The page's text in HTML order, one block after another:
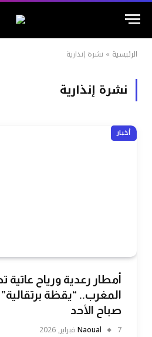
الرئيسية » نشرة إنذارية
نشرة إنذارية
أخبار
أمطار رعدية ورياح
المغرب.. “يقظة
صباح الأحد
Naoual 7 فبراير, 2026